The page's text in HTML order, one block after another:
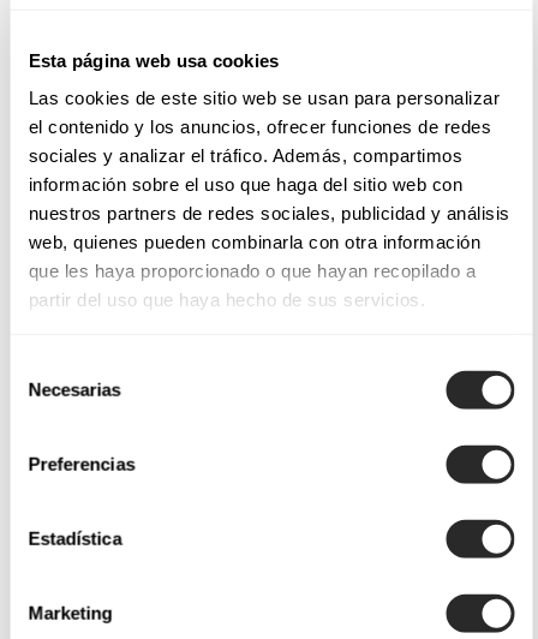
Esta página web usa cookies
Las cookies de este sitio web se usan para personalizar
el contenido y los anuncios, ofrecer funciones de redes
sociales y analizar el tráfico. Además, compartimos
información sobre el uso que haga del sitio web con
nuestros partners de redes sociales, publicidad y análisis
web, quienes pueden combinarla con otra información
que les haya proporcionado o que hayan recopilado a
partir del uso que haya hecho de sus servicios.
Necesarias
Preferencias
Estadística
Marketing